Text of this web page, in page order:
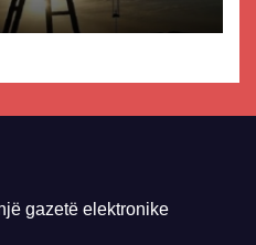
gazetë elektronike